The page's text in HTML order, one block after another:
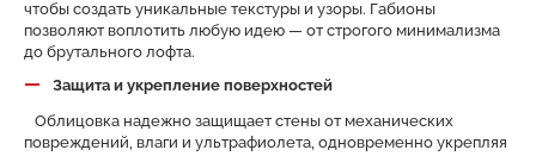
чтобы создать уникальные текстуры и узоры. Габионы
позволяют воплотить любую идею — от строгого минимализма
до брутального лофта.
Защита и укрепление поверхностей
Облицовка надежно защищает стены от механических
повреждений, влаги и ультрафиолета, одновременно укрепляя